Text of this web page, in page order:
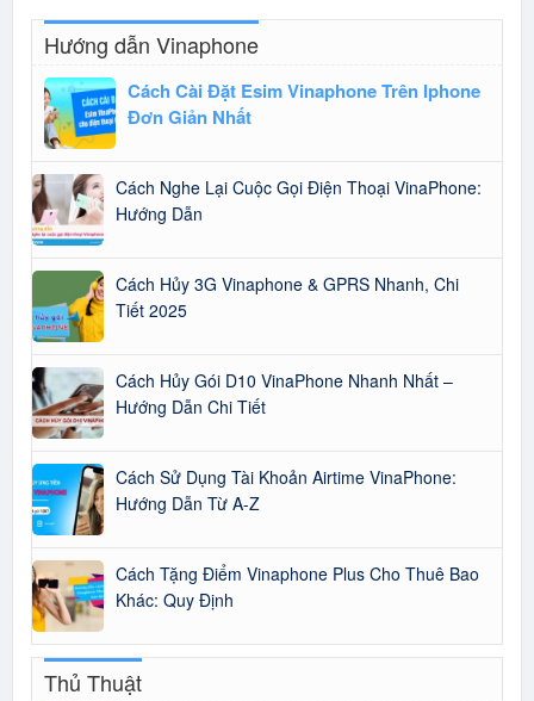
Hướng dẫn Vinaphone
Cách Cài Đặt Esim Vinaphone Trên Iphone
Đơn Giản Nhất
Cách Nghe Lại Cuộc Gọi Điện Thoại VinaPhone:
Hướng Dẫn
Cách Hủy 3G Vinaphone & GPRS Nhanh, Chi
Tiết 2025
Cách Hủy Gói D10 VinaPhone Nhanh Nhất –
Hướng Dẫn Chi Tiết
Cách Sử Dụng Tài Khoản Airtime VinaPhone:
Hướng Dẫn Từ A-Z
Cách Tặng Điểm Vinaphone Plus Cho Thuê Bao
Khác: Quy Định
Thủ Thuật